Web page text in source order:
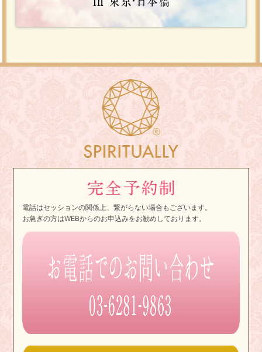
電話はセッションの関係上、繋がらない場合もございます。
お急ぎの方はWEBからのお申込みをお勧めしております。